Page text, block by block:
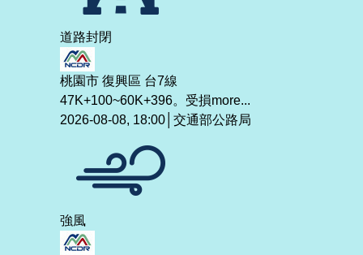
道路封閉
桃園市 復興區 台7線
47K+100~60K+396。受損more...
2026-08-08, 18:00│交通部公路局
強風